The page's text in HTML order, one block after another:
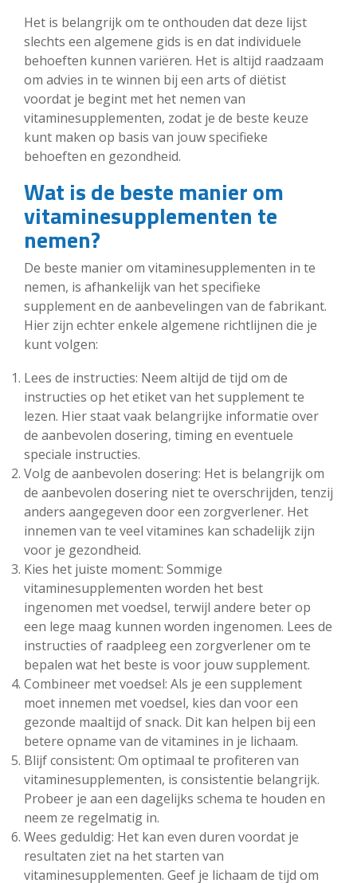
Het is belangrijk om te onthouden dat deze lijst
slechts een algemene gids is en dat individuele
behoeften kunnen variëren. Het is altijd raadzaam
om advies in te winnen bij een arts of diëtist
voordat je begint met het nemen van
vitaminesupplementen, zodat je de beste keuze
kunt maken op basis van jouw specifieke
behoeften en gezondheid.
Wat is de beste manier om
vitaminesupplementen te
nemen?
De beste manier om vitaminesupplementen in te
nemen, is afhankelijk van het specifieke
supplement en de aanbevelingen van de fabrikant.
Hier zijn echter enkele algemene richtlijnen die je
kunt volgen:
Lees de instructies: Neem altijd de tijd om de
instructies op het etiket van het supplement te
lezen. Hier staat vaak belangrijke informatie over
de aanbevolen dosering, timing en eventuele
speciale instructies.
Volg de aanbevolen dosering: Het is belangrijk om
de aanbevolen dosering niet te overschrijden, tenzij
anders aangegeven door een zorgverlener. Het
innemen van te veel vitamines kan schadelijk zijn
voor je gezondheid.
Kies het juiste moment: Sommige
vitaminesupplementen worden het best
ingenomen met voedsel, terwijl andere beter op
een lege maag kunnen worden ingenomen. Lees de
instructies of raadpleeg een zorgverlener om te
bepalen wat het beste is voor jouw supplement.
Combineer met voedsel: Als je een supplement
moet innemen met voedsel, kies dan voor een
gezonde maaltijd of snack. Dit kan helpen bij een
betere opname van de vitamines in je lichaam.
Blijf consistent: Om optimaal te profiteren van
vitaminesupplementen, is consistentie belangrijk.
Probeer je aan een dagelijks schema te houden en
neem ze regelmatig in.
Wees geduldig: Het kan even duren voordat je
resultaten ziet na het starten van
vitaminesupplementen. Geef je lichaam de tijd om